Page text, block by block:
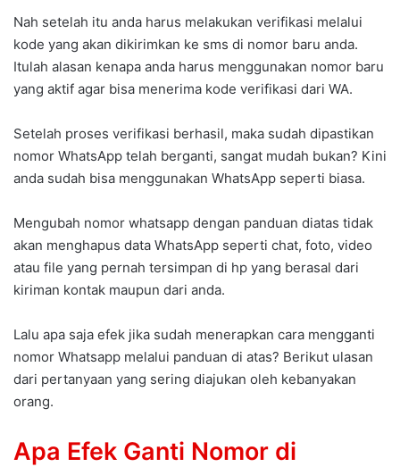
Nah setelah itu anda harus melakukan verifikasi melalui
kode yang akan dikirimkan ke sms di nomor baru anda.
Itulah alasan kenapa anda harus menggunakan nomor baru
yang aktif agar bisa menerima kode verifikasi dari WA.
Setelah proses verifikasi berhasil, maka sudah dipastikan
nomor WhatsApp telah berganti, sangat mudah bukan? Kini
anda sudah bisa menggunakan WhatsApp seperti biasa.
Mengubah nomor whatsapp dengan panduan diatas tidak
akan menghapus data WhatsApp seperti chat, foto, video
atau file yang pernah tersimpan di hp yang berasal dari
kiriman kontak maupun dari anda.
Lalu apa saja efek jika sudah menerapkan cara mengganti
nomor Whatsapp melalui panduan di atas? Berikut ulasan
dari pertanyaan yang sering diajukan oleh kebanyakan
orang.
Apa Efek Ganti Nomor di